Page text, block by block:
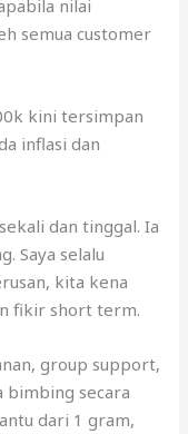
nilai
semua customer
kini tersimpan
inflasi dan
dan tinggal. Ia
Saya selalu
kita kena
fikir short term.
group support,
bimbing secara
dari 1 gram,